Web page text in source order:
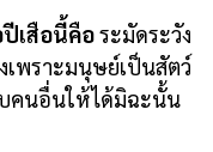
เสือนี้คือระมัดระวัง
เพราะมนุษย์เป็นสัตว์
คนอื่นให้ได้มิฉะนั้น